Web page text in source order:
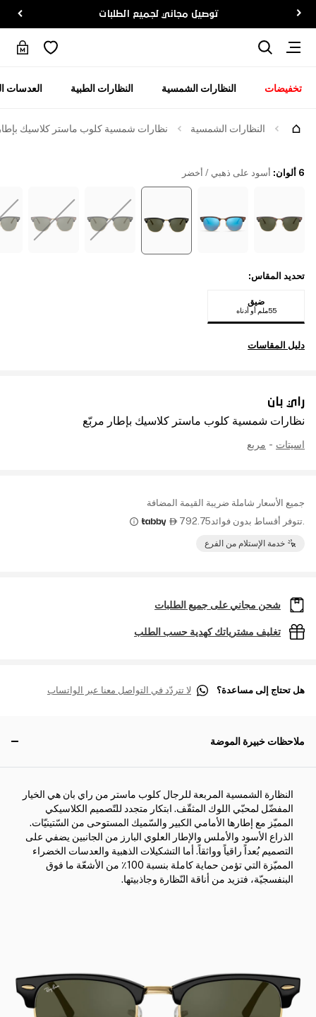
توصيل مجاني لجميع الطلبات
تخفيضات النظارات الشمسية النظارات الطبية العدسات
النظارات الشمسية نظارات شمسية كلوب ماستر كلاسيك
راي بان
نظارات شمسية كلوب ماستر كلاسيك بإطار مربّع
اسيتات - مربع
جميع الأسعار شاملة ضريبة القيمة المضافة
.تتوفر أقساط بدون فوائد792.75

خدمة الإستلام من الفرع
6 ألوان : أسود على ذهبي / أخضر
تحديد المقاس:
ضيق
55ملم أو أدناه
دليل المقاسات
شحن مجاني على جميع الطلبات
تغليف مشترياتك كهدية حسب الطلب
هل تحتاج إلى مساعدة؟ لا تتردّد في التواصل معنا عبر الواتساب
ملاحظات خبيرة الموضة
النظارة الشمسية المربعة للرجال كلوب ماستر من راي بان هي الخيار
المفضّل لمحبّي اللوك المثقّف. ابتكار متجدد للتّصميم الكلاسيكي
المميّز مع إطارها الأمامي الكبير والسّميك المستوحى من السّتينيّات.
الذراع الأسود والأملس والإطار العلوي البارز من الجانبين يضفي على
التصميم بُعداً راقياً وواثقاً. أما التشكيلات الذهبية والعدسات الخضراء
المميّزة التي تؤمن حماية كاملة بنسبة 100٪ من الأشعّة ما فوق
البنفسجيّة، فتزيد من أناقة النّظارة وجاذبيتها.